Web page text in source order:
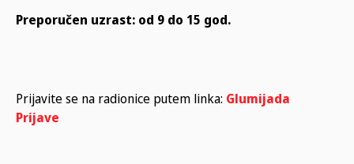
Preporučen uzrast: od 9 do 15 god.
Prijavite se na radionice putem linka: Glumijada
Prijave